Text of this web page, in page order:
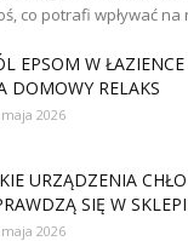
co potrafi wpływać na
EPSOM W
DOMOWY RELAKS
2026
URZĄDZENIA
SIĘ W
2026